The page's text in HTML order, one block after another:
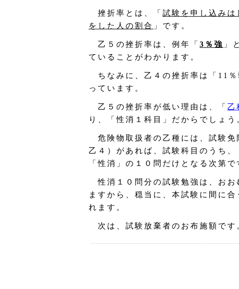
挫折率とは、「 試験を申し込み
をした人の割合 」です。
乙５の挫折率は、例年「 3％強 」
ていることがわかります。
ちなみに、乙４の挫折率は「11
っています。
乙５の挫折率が低い理由は、「 乙
り、「性消１科目」だからでしょう
危険物取扱者の乙種には、試験免
乙４）があれば、試験科目のうち
「性消」の１０問だけとなる次第で
性消１０問分の試験勉強は、おお
ますから、穏当に、本試験に間に
れます。
次は、試験放棄者のお布施額です